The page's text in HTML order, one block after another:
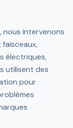
nous intervenons
électriques,
utilisent des
pour